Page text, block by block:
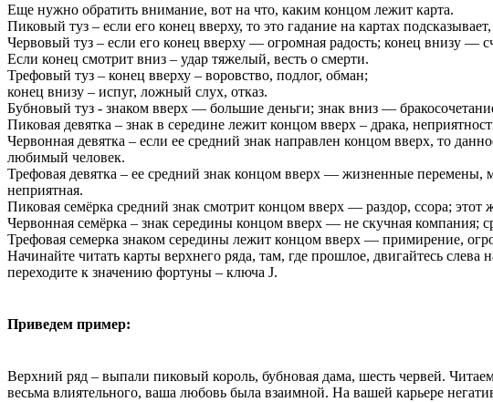
Еще нужно обратить внимание, вот на что, каким концом лежит карта.
Пиковый туз – если его конец вверху, то это гадание на картах
Червовый туз – если его конец вверху — огромная радость; конец внизу —
Если конец смотрит вниз – удар тяжелый, весть о смерти.
Трефовый туз – конец вверху – воровство, подлог, обман;
конец внизу – испуг, ложный слух, отказ.
Бубновый туз - знаком вверх — большие деньги; знак вниз —
Пиковая девятка – знак в середине лежит концом вверх – драка,
Червонная девятка – если ее средний знак направлен концом вверх, то
любимый человек.
Трефовая девятка – ее средний знак концом вверх — жизненные перемены,
неприятная.
Пиковая семёрка средний знак смотрит концом вверх — раздор, ссора; этот
Червонная семёрка – знак середины концом вверх — не скучная компания;
Трефовая семерка знаком середины лежит концом вверх — примирение,
Начинайте читать карты верхнего ряда, там, где прошлое, двигайтесь
переходите к значению фортуны – ключа J.
Приведем пример:
Верхний ряд – выпали пиковый король, бубновая дама, шесть червей.
весьма влиятельного, ваша любовь была взаимной. На вашей карьере